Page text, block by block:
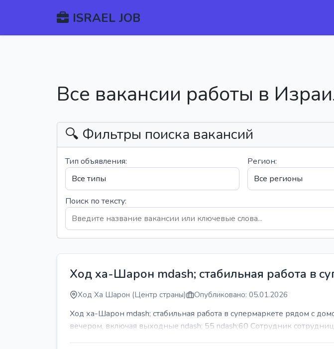
ISRAEL JOB
Все вакансии работы в
🔍 Фильтры поиска вакансий
Тип объявления: Регион:
Поиск по тексту:
Ход ха-Шарон mdash; стабильная работа в
Ход Ха Шарон (Центр страны) Опубликовано: 05.01.2026
Ход ха-Шарон mdash; стабильная работа в супермаркете рядом с
вечером, включая выходные ndash; 55 ndash;60 Сотрудник